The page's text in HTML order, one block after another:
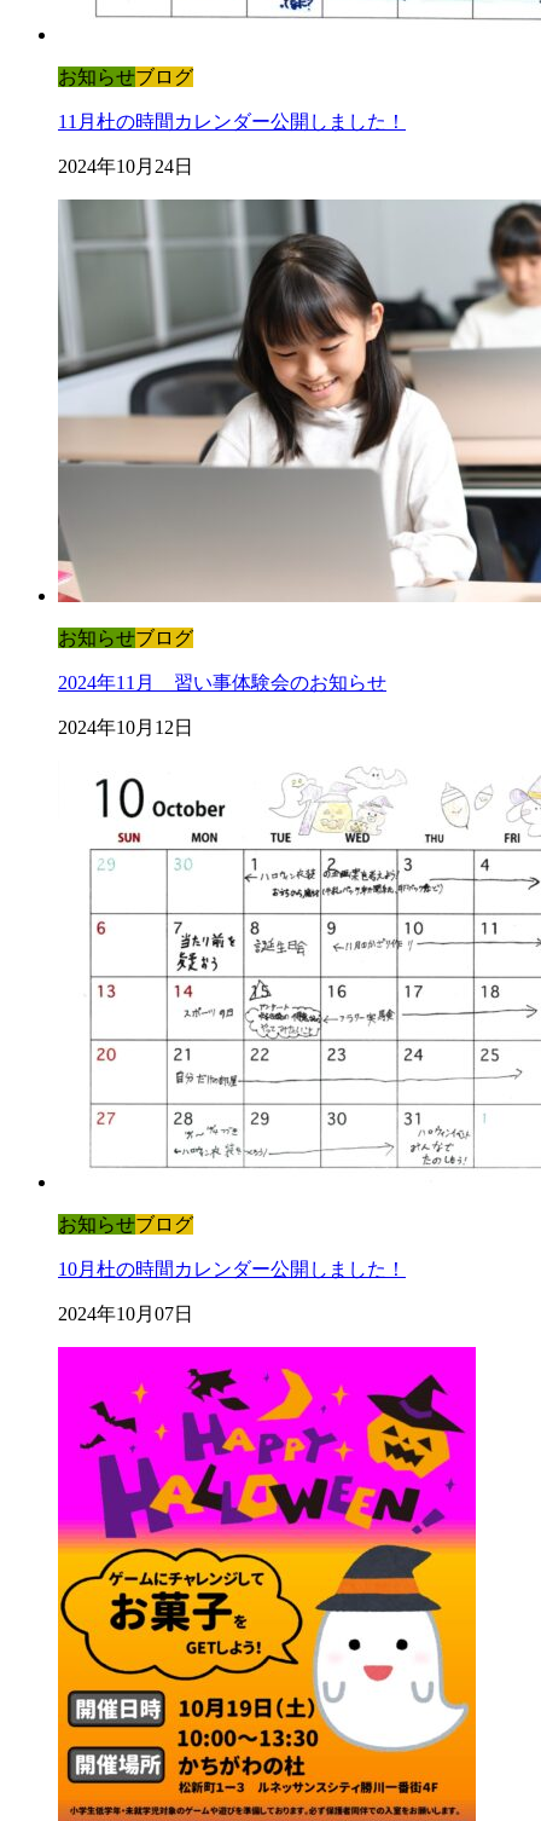
お知らせブログ
11月杜の時間カレンダー公開しました！
2024年10月24日
お知らせブログ
2024年11月 習い事体験会のお知らせ
2024年10月12日
お知らせブログ
10月杜の時間カレンダー公開しました！
2024年10月07日